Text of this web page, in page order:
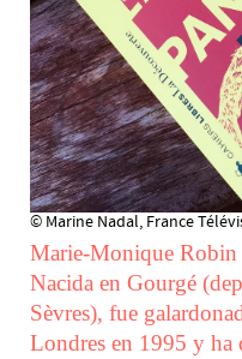
© Marine Nadal, France
Marie-Monique Robin
Nacida en Gourgé
Sèvres), fue
Londres en 1995 y ha